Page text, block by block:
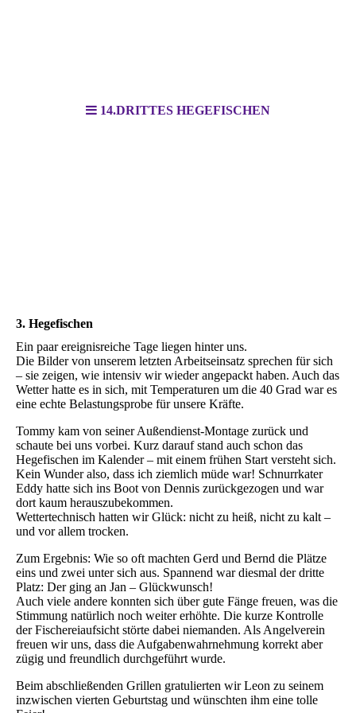
14.DRITTES HEGEFISCHEN
3. Hegefischen
Ein paar ereignisreiche Tage liegen hinter uns.
Die Bilder von unserem letzten Arbeitseinsatz sprechen für sich
– sie zeigen, wie intensiv wir wieder angepackt haben. Auch das
Wetter hatte es in sich, mit Temperaturen um die 40 Grad war es
eine echte Belastungsprobe für unsere Kräfte.
Tommy kam von seiner Außendienst-Montage zurück und
schaute bei uns vorbei. Kurz darauf stand auch schon das
Hegefischen im Kalender – mit einem frühen Start versteht sich.
Kein Wunder also, dass ich ziemlich müde war! Schnurrkater
Eddy hatte sich ins Boot von Dennis zurückgezogen und war
dort kaum herauszubekommen.
Wettertechnisch hatten wir Glück: nicht zu heiß, nicht zu kalt –
und vor allem trocken.
Zum Ergebnis: Wie so oft machten Gerd und Bernd die Plätze
eins und zwei unter sich aus. Spannend war diesmal der dritte
Platz: Der ging an Jan – Glückwunsch!
Auch viele andere konnten sich über gute Fänge freuen, was die
Stimmung natürlich noch weiter erhöhte. Die kurze Kontrolle
der Fischereiaufsicht störte dabei niemanden. Als Angelverein
freuen wir uns, dass die Aufgabenwahrnehmung korrekt aber
zügig und freundlich durchgeführt wurde.
Beim abschließenden Grillen gratulierten wir Leon zu seinem
inzwischen vierten Geburtstag und wünschten ihm eine tolle